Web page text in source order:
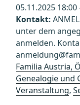
05.11.2025 18:00
Kontakt:
unter dem
anmelden.
Familia Austria,
Genealogie und
Veranstaltung,